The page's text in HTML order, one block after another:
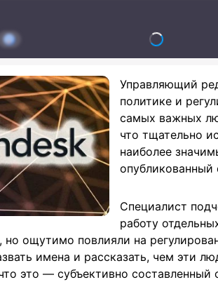
Управляющий
политике и
самых важных
что тщательно
наиболее
опубликованный
Специалист
работу
но ощутимо повлияли на
имена и рассказать, чем эти
это — субъективно составленный